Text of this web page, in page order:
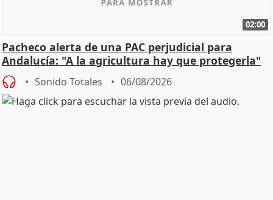
02:00
Pacheco alerta de una PAC perjudicial para
Andalucía: "A la agricultura hay que protegerla"
Sonido Totales 06/08/2026